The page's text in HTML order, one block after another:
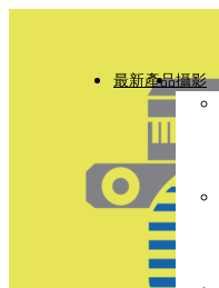
最新產品攝影